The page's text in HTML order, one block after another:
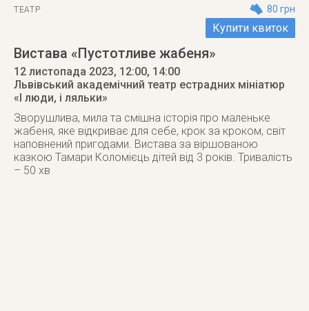
ТЕАТР 80 грн
Купити квиток
Вистава «Пустотливе жабеня»
12 листопада 2023, 12:00, 14:00
Львівський академічний театр естрадних мініатюр
«І люди, і ляльки»
Зворушлива, мила та смішна історія про маленьке
жабеня, яке відкриває для себе, крок за кроком, світ
наповнений пригодами. Вистава за віршованою
казкою Тамари Коломієць дітей від 3 років. Тривалість
– 50 хв